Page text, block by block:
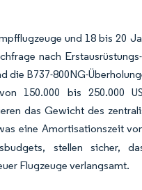
und 18 bis 20
nach
die B737-800NG-
150.000 bis 250.000
das Gewicht des
eine Amortisationszeit
stellen sicher,
Flugzeuge verlangsamt.